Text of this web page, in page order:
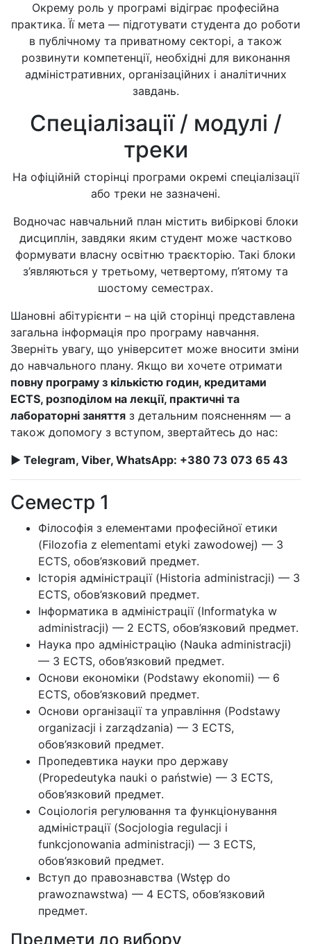
Окрему роль у програмі відіграє професійна
практика. Її мета — підготувати студента до роботи
в публічному та приватному секторі, а також
розвинути компетенції, необхідні для виконання
адміністративних, організаційних і аналітичних
завдань.
Спеціалізації / модулі /
треки
На офіційній сторінці програми окремі спеціалізації
або треки не зазначені.
Водночас навчальний план містить вибіркові блоки
дисциплін, завдяки яким студент може частково
формувати власну освітню траєкторію. Такі блоки
з’являються у третьому, четвертому, п’ятому та
шостому семестрах.
Шановні абітурієнти – на цій сторінці представлена
загальна інформація про програму навчання.
Зверніть увагу, що університет може вносити зміни
до навчального плану. Якщо ви хочете отримати
повну програму з кількістю годин, кредитами
ECTS, розподілом на лекції, практичні та
лабораторні заняття з детальним поясненням — а
також допомогу з вступом, звертайтесь до нас:
► Telegram, Viber, WhatsApp: +380 73 073 65 43
Семестр 1
Філософія з елементами професійної етики
(Filozofia z elementami etyki zawodowej) — 3
ECTS, обов’язковий предмет.
Історія адміністрації (Historia administracji) — 3
ECTS, обов’язковий предмет.
Інформатика в адміністрації (Informatyka w
administracji) — 2 ECTS, обов’язковий предмет.
Наука про адміністрацію (Nauka administracji)
— 3 ECTS, обов’язковий предмет.
Основи економіки (Podstawy ekonomii) — 6
ECTS, обов’язковий предмет.
Основи організації та управління (Podstawy
organizacji i zarządzania) — 3 ECTS,
обов’язковий предмет.
Пропедевтика науки про державу
(Propedeutyka nauki o państwie) — 3 ECTS,
обов’язковий предмет.
Соціологія регулювання та функціонування
адміністрації (Socjologia regulacji i
funkcjonowania administracji) — 3 ECTS,
обов’язковий предмет.
Вступ до правознавства (Wstęp do
prawoznawstwa) — 4 ECTS, обов’язковий
предмет.
Предмети до вибору